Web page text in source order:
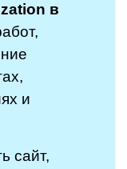
в
и
сайт,